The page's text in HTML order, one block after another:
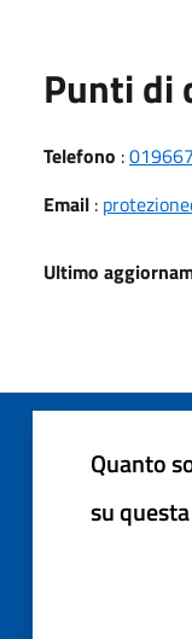
Punti di
Telefono :
Email :
Ultimo
Quanto
su